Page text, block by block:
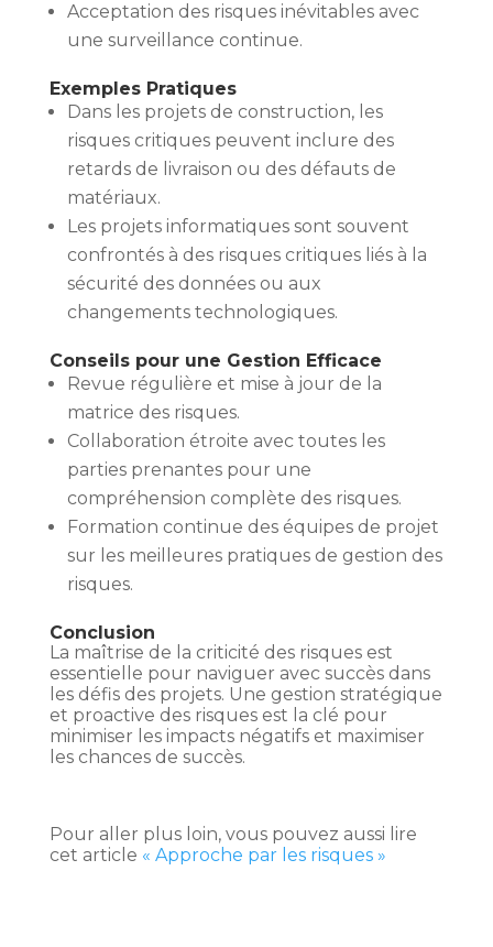
Acceptation des risques inévitables avec
une surveillance continue.
Exemples Pratiques
Dans les projets de construction, les
risques critiques peuvent inclure des
retards de livraison ou des défauts de
matériaux.
Les projets informatiques sont souvent
confrontés à des risques critiques liés à la
sécurité des données ou aux
changements technologiques.
Conseils pour une Gestion Efficace
Revue régulière et mise à jour de la
matrice des risques.
Collaboration étroite avec toutes les
parties prenantes pour une
compréhension complète des risques.
Formation continue des équipes de projet
sur les meilleures pratiques de gestion des
risques.
Conclusion
La maîtrise de la criticité des risques est
essentielle pour naviguer avec succès dans
les défis des projets. Une gestion stratégique
et proactive des risques est la clé pour
minimiser les impacts négatifs et maximiser
les chances de succès.
Pour aller plus loin, vous pouvez aussi lire
cet article « Approche par les risques »